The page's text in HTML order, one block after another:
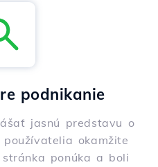
podnikanie
jasnú predstavu o
okamžite
ponúka a boli